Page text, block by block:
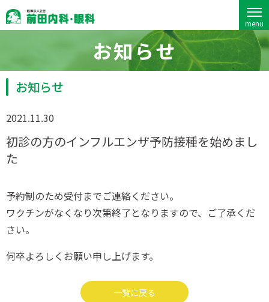
前田内科・眼科
menu
お知らせ
お知らせ
2021.11.30
初診の方のインフルエンザ予防接種を始めまし
た
予約制のため受付までご連絡ください。
ワクチンがなくなり次第終了となりますので、ご了承くだ
さい。
何卒よろしくお願い申し上げます。
一覧に戻る